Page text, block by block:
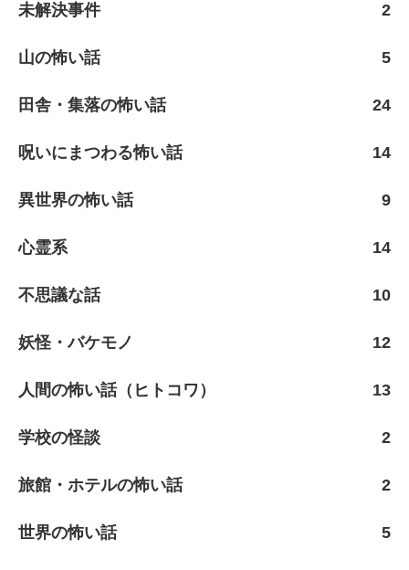
未解決事件 2
山の怖い話 5
田舎・集落の怖い話 24
呪いにまつわる怖い話 14
異世界の怖い話 9
心霊系 14
不思議な話 10
妖怪・バケモノ 12
人間の怖い話（ヒトコワ） 13
学校の怪談 2
旅館・ホテルの怖い話 2
世界の怖い話 5